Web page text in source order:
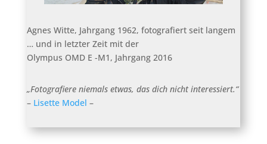
Agnes Witte, Jahrgang 1962, fotografiert seit langem
… und in letzter Zeit mit der
Olympus OMD E -M1, Jahrgang 2016
„Fotografiere niemals etwas, das dich nicht interessiert.“
– Lisette Model –